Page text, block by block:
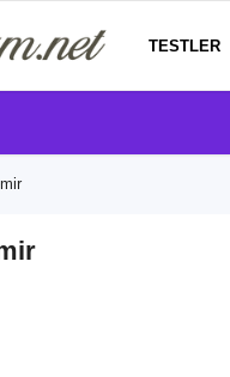
TESTLER